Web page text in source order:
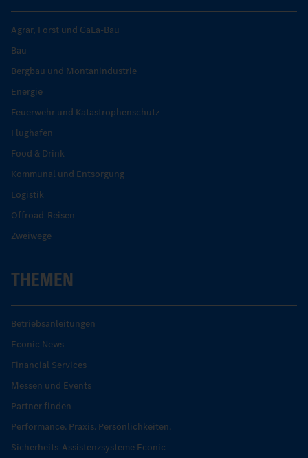
Agrar, Forst und GaLa-Bau
Bau
Bergbau und Montanindustrie
Energie
Feuerwehr und Katastrophenschutz
Flughafen
Food & Drink
Kommunal und Entsorgung
Logistik
Offroad-Reisen
Zweiwege
THEMEN
Betriebsanleitungen
Econic News
Financial Services
Messen und Events
Partner finden
Performance. Praxis. Persönlichkeiten.
Sicherheits-Assistenzsysteme Econic